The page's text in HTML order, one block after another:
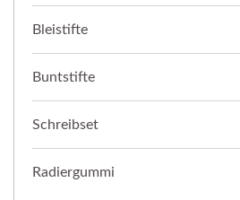
Bleistifte
Buntstifte
Schreibset
Radiergummi